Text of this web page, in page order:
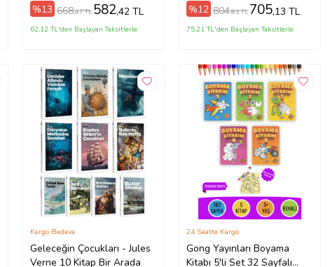
%13 668,47 TL 582,42 TL
62,12 TL'den Başlayan Taksitlerle
%12 804,81 TL 705,13 TL
75,21 TL'den Başlayan Taksitlerle
Geleceğin Çocukları - Jules
Verne 10 Kitap Bir Arada
Kargo Bedava
Gong Yayınları Boyama
Kitabı 5'li Set 32 Sayfalı
24 Saatte Kargo